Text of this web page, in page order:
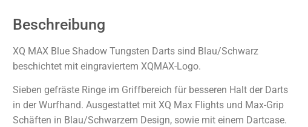
Beschreibung
XQ MAX Blue Shadow Tungsten Darts sind Blau/Schwarz
beschichtet mit eingraviertem XQMAX-Logo.
Sieben gefräste Ringe im Griffbereich für besseren Halt der Darts
in der Wurfhand. Ausgestattet mit XQ Max Flights und Max-Grip
Schäften in Blau/Schwarzem Design, sowie mit einem Dartcase.